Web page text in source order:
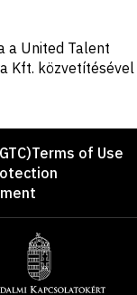
a United Talent
Kft. közvetítésével
Terms of Use